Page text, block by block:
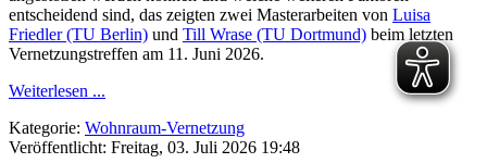
entscheidend sind, das zeigten zwei Masterarbeiten von Luisa
Friedler (TU Berlin) und Till Wrase (TU Dortmund) beim letzten
Vernetzungstreffen am 11. Juni 2026.
Weiterlesen ...
Kategorie: Wohnraum-Vernetzung
Veröffentlicht: Freitag, 03. Juli 2026 19:48